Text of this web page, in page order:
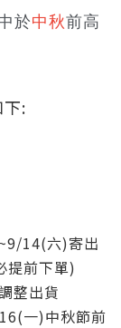
於中秋前高
:
14(六)寄出
提前下單)
整出貨
一)中秋節前